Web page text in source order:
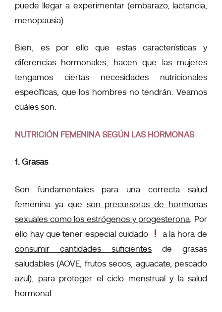
puede llegar a experimentar (embarazo, lactancia,
menopausia).
Bien, es por ello que estas características y
diferencias hormonales, hacen que las mujeres
tengamos ciertas necesidades nutricionales
específicas, que los hombres no tendrán. Veamos
cuáles son.
NUTRICIÓN FEMENINA SEGÚN LAS HORMONAS
1. Grasas
Son fundamentales para una correcta salud
femenina ya que son precursoras de hormonas
sexuales como los estrógenos y progesterona . Por
ello hay que tener especial cuidado
a la hora de
consumir cantidades suficientes de grasas
saludables (AOVE, frutos secos, aguacate, pescado
azul), para proteger el ciclo menstrual y la salud
hormonal.